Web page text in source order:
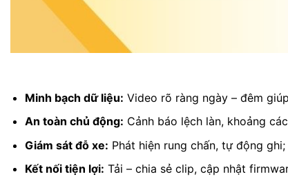
Minh bạch dữ liệu: Video rõ ràng ngày – đêm
An toàn chủ động: Cảnh báo lệch làn, khoảng
Giám sát đỗ xe: Phát hiện rung chấn, tự động
Kết nối tiện lợi: Tải – chia sẻ clip, cập nhật